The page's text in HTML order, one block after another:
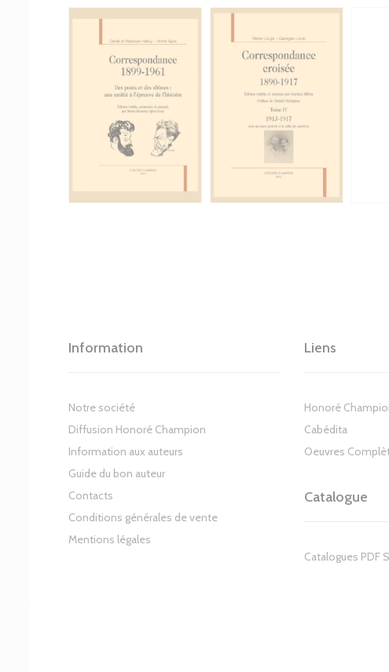
Information
Notre société
Diffusion Honoré Champion
Information aux auteurs
Guide du bon auteur
Contacts
Conditions générales de vente
Mentions légales
Liens
Honoré
Cabédita
Oeuvres
Catalogue
Catalogues PDF